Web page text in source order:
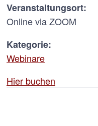
Veranstaltungsort:
Online via ZOOM
Kategorie:
Webinare
Hier buchen